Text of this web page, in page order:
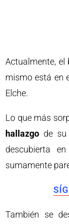
Actualmente, el
mismo está en
Elche.
Lo que más
hallazgo de su
descubierta
sumamente
También se